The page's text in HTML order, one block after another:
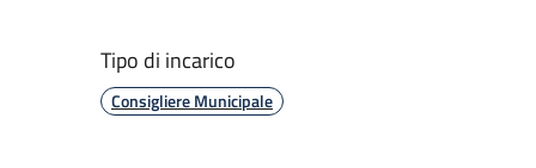
Tipo di incarico
Consigliere Municipale